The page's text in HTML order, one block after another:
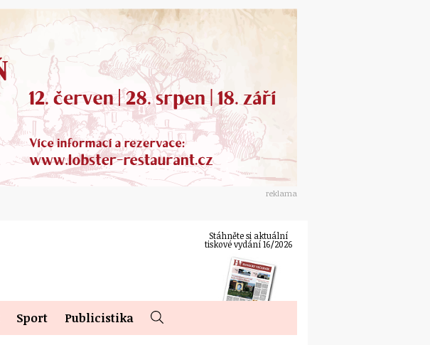
reklama
Stáhněte si aktuální
tiskové vydání 16/2026
Sport Publicistika